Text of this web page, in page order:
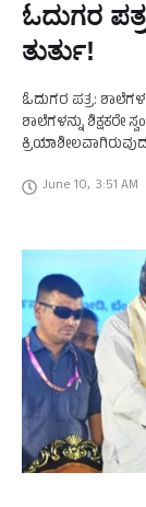
ಓದುಗರ
ತುರ್ತು!
ಓದುಗರ ಪತ್ರ:
ಶಾಲೆಗಳನ್ನು ಶಿಕ್ಷಕರೇ
June 10, 3:51 AM